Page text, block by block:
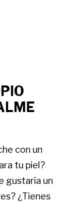
con un
tu piel?
gustaría un
¿Tienes